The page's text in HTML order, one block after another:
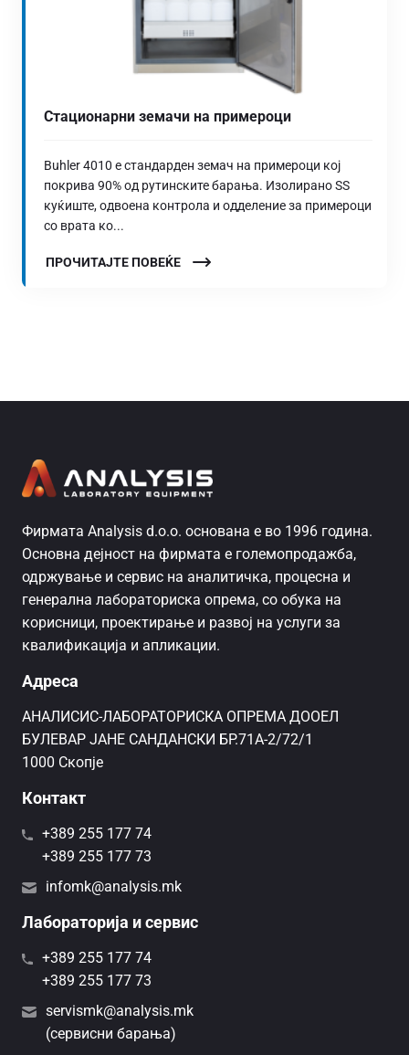
Стационарни земачи на примероци
Buhler 4010 е стандарден земач на примероци кој
покрива 90% од рутинските барања. Изолирано SS
куќиште, одвоена контрола и одделение за примероци
со врата ко...
ПРОЧИТАЈТЕ ПОВЕЌЕ
Фирмата Analysis d.o.o. основана е во 1996 година.
Основна дејност на фирмата е големопродажба,
одржување и сервис на аналитичка, процесна и
генерална лабораториска опрема, со обука на
корисници, проектирање и развој на услуги за
квалификација и апликации.
Адреса
AНАЛИСИС-ЛАБОРАТОРИСКА ОПРЕМА ДООЕЛ
БУЛЕВАР ЈАНЕ САНДАНСКИ БР.71А-2/72/1
1000 Скопје
Контакт
+389 255 177 74
+389 255 177 73
infomk@analysis.mk
Лабораторија и сервис
+389 255 177 74
+389 255 177 73
servismk@analysis.mk
(сервисни барања)